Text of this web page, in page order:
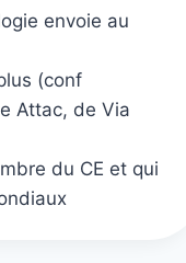
envoie au
(conf
Attac, de Via
du CE et qui